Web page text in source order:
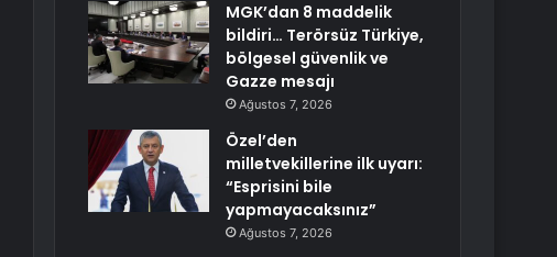
MGK’dan 8 maddelik
bildiri… Terörsüz Türkiye,
bölgesel güvenlik ve
Gazze mesajı
Ağustos 7, 2026
Özel’den
milletvekillerine ilk uyarı:
“Esprisini bile
yapmayacaksınız”
Ağustos 7, 2026